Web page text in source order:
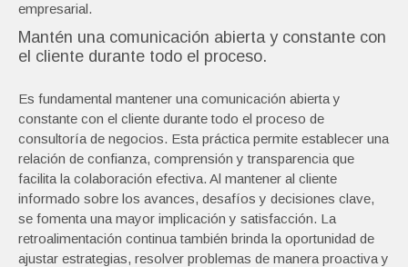
empresarial.
Mantén una comunicación abierta y constante con
el cliente durante todo el proceso.
Es fundamental mantener una comunicación abierta y
constante con el cliente durante todo el proceso de
consultoría de negocios. Esta práctica permite establecer una
relación de confianza, comprensión y transparencia que
facilita la colaboración efectiva. Al mantener al cliente
informado sobre los avances, desafíos y decisiones clave,
se fomenta una mayor implicación y satisfacción. La
retroalimentación continua también brinda la oportunidad de
ajustar estrategias, resolver problemas de manera proactiva y